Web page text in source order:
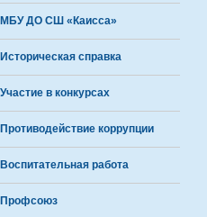
МБУ ДО СШ «Каисса»
Историческая справка
Участие в конкурсах
Противодействие коррупции
Воспитательная работа
Профсоюз